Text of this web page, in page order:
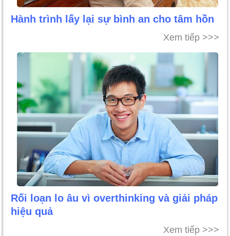
Hành trình lấy lại sự bình an cho tâm hồn
Xem tiếp >>>
Rối loạn lo âu vì overthinking và giải pháp
hiệu quả
Xem tiếp >>>